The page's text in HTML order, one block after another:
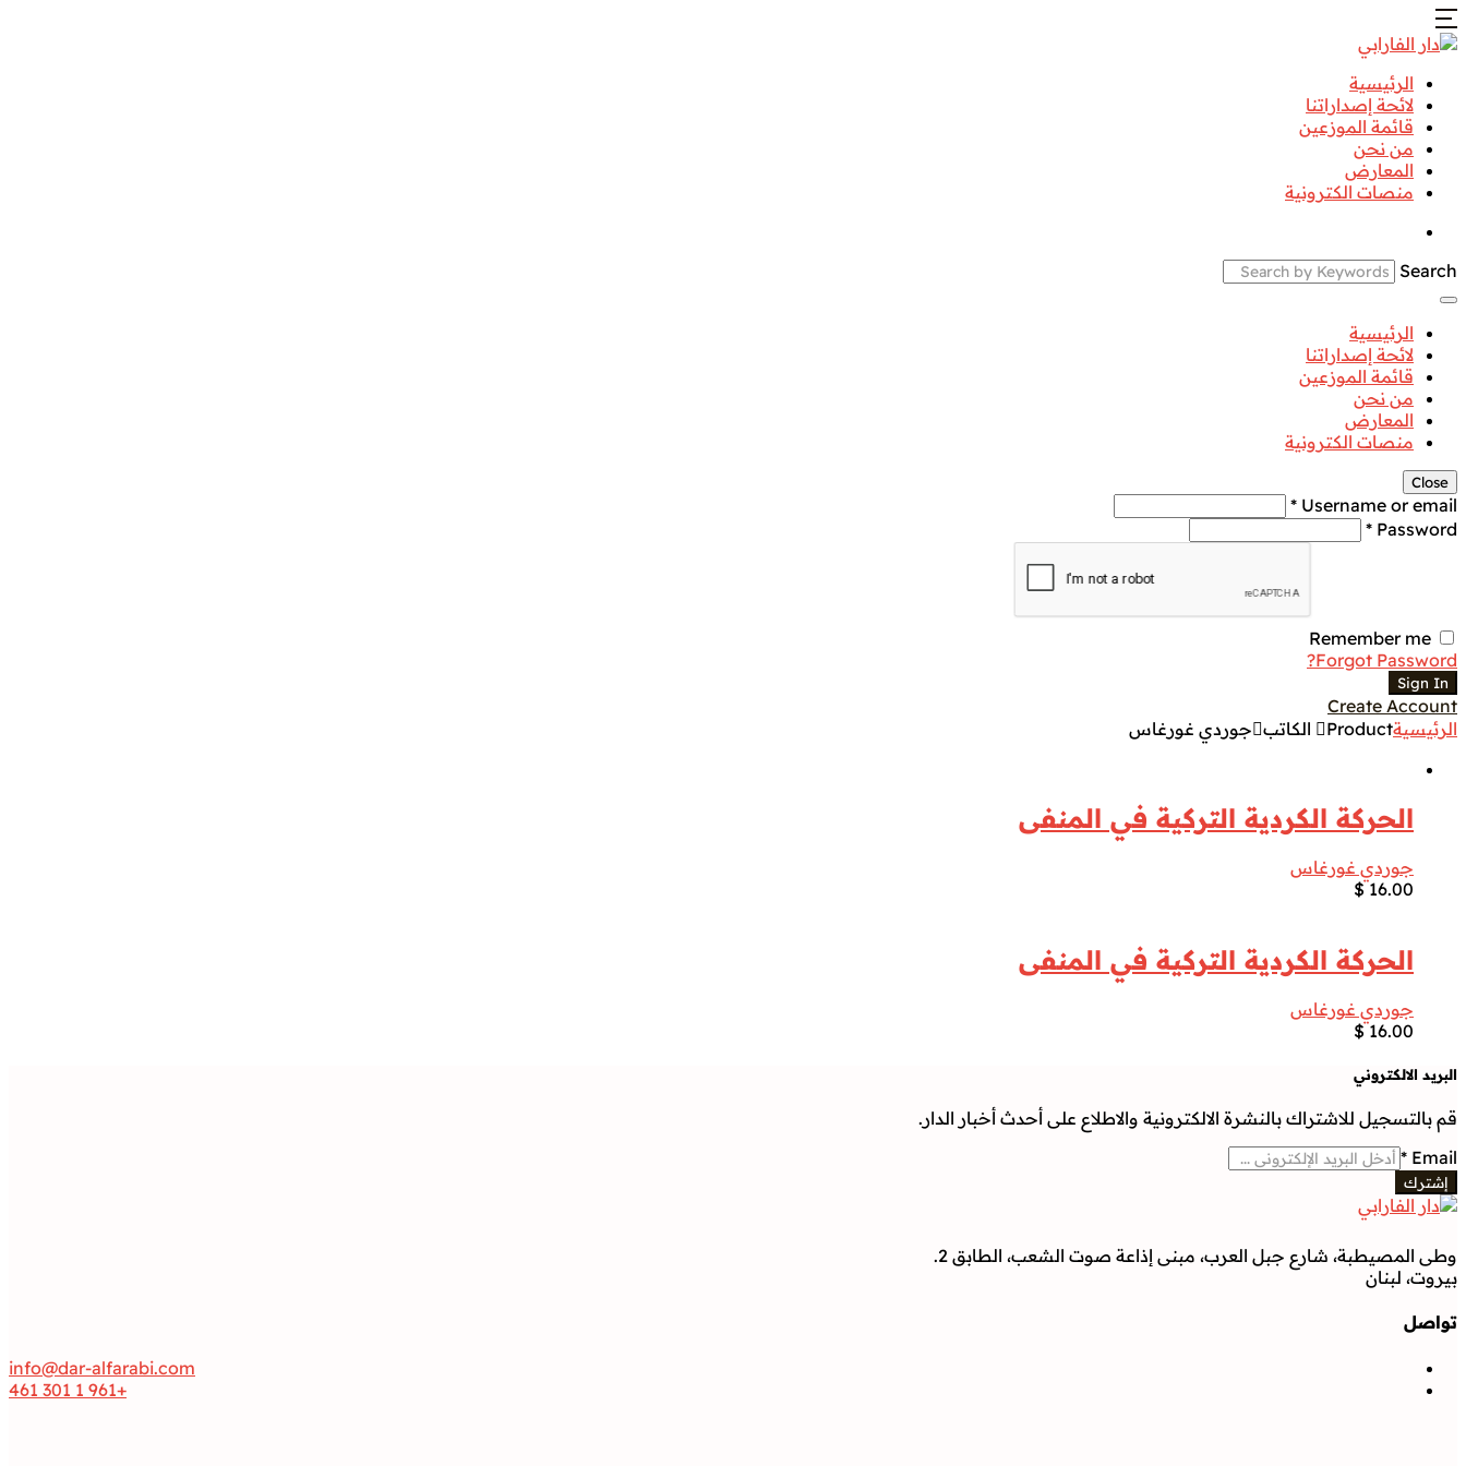
الرئيسية
لائحة إصداراتنا
قائمة الموزعين
من نحن
المعارض
منصات الكترونية
Search
الرئيسية
لائحة إصداراتنا
قائمة الموزعين
من نحن
المعارض
منصات الكترونية
Close
Username or email *
Password *
Remember me
Forgot Password?
Sign In
Create Account
الرئيسيةProduct الكاتب جوردي غورغاس
الحركة الكردية التركية في المنفى
جوردي غورغاس
$16.00
الحركة الكردية التركية في المنفى
جوردي غورغاس
$16.00
البريد الالكتروني
قم بالتسجيل للاشتراك بالنشرة الالكترونية والاطلاع على أحدث أخبار الدار.
Email
*
إشترك
وطى المصيطبة، شارع جبل العرب، مبنى إذاعة صوت الشعب، الطابق 2.
بيروت، لبنان
تواصل
info@dar-alfarabi.com
+961 1 301 461